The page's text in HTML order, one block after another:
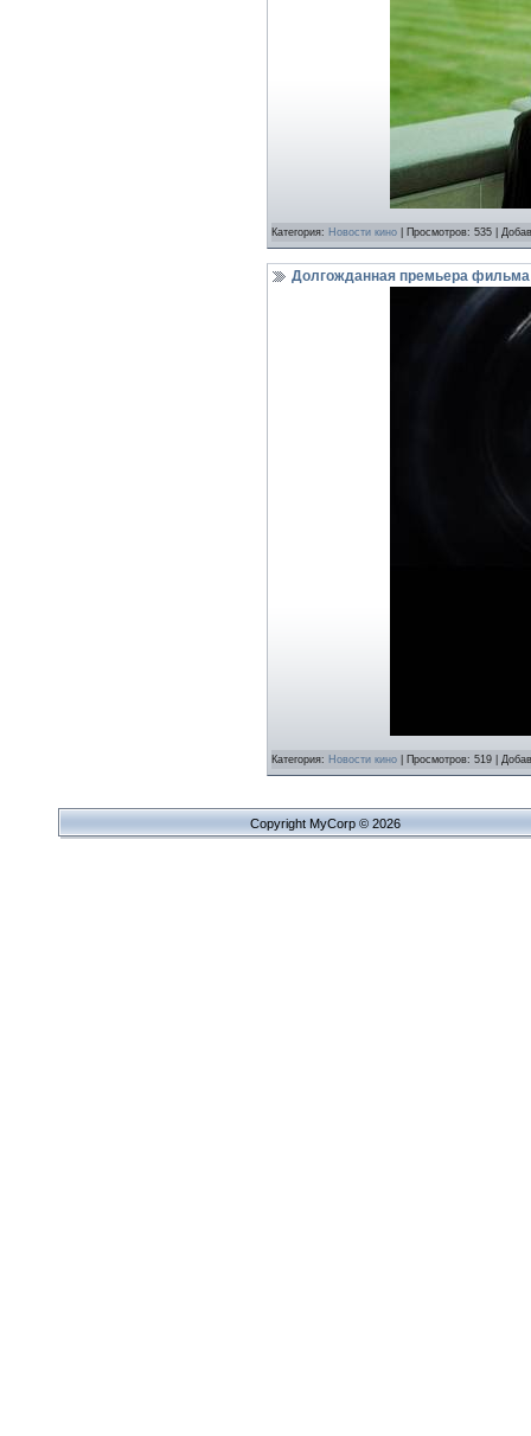
Категория: Новости кино | Просмотров: 535 |
Долгожданная премьера
Категория: Новости кино | Просмотров: 519 |
Copyright MyCorp © 2026